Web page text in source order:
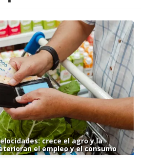
crece el agro y la
el empleo y el consumo